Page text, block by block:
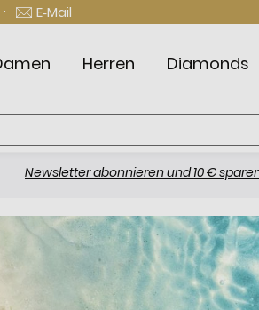
· E‑Mail
Herren Diamonds
abonnieren und 10 € sparen *